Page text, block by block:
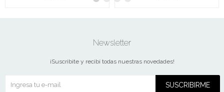
Newsletter
¡Suscribite y recibí todas nuestras novedades!
SUSCRIBIRME